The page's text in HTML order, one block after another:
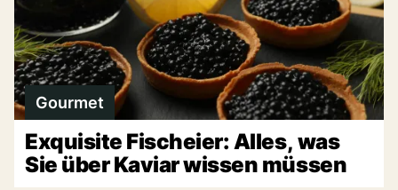
Gourmet
Exquisite Fischeier: Alles, was
Sie über Kaviar wissen müssen